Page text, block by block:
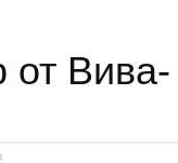
от Вива-